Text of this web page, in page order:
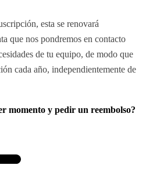
esta se renovará
que nos pondremos en contacto
de tu equipo, de modo que
cada año, independientemente de
momento y pedir un reembolso?